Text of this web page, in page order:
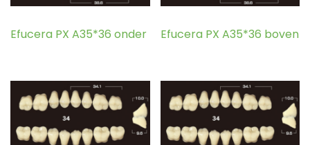
Efucera PX A35*36 onder Efucera PX A35*36 boven